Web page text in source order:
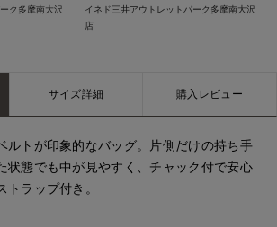
ク多摩南大沢
イネド三井アウトレットパーク多摩南大沢
店
サイズ詳細 購入レビュー
ルトが印象的なバッグ。片側だけの持ち手
状態でも中が見やすく、チャック付で安心
ラップ付き。